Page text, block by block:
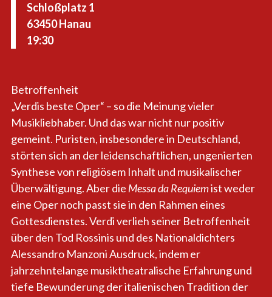
Schloßplatz 1
63450 Hanau
19:30
Betroffenheit
„Verdis beste Oper“ – so die Meinung vieler
Musikliebhaber. Und das war nicht nur positiv
gemeint. Puristen, insbesondere in Deutschland,
störten sich an der leidenschaftlichen, ungenierten
Synthese von religiösem Inhalt und musikalischer
Überwältigung. Aber die Messa da Requiemist weder
eine Oper noch passt sie in den Rahmen eines
Gottesdienstes. Verdi verlieh seiner Betroffenheit
über den Tod Rossinis und des Nationaldichters
Alessandro ManzoniAusdruck, indem er
jahrzehntelange musiktheatralische Erfahrung und
tiefe Bewunderung der italienischen Tradition der